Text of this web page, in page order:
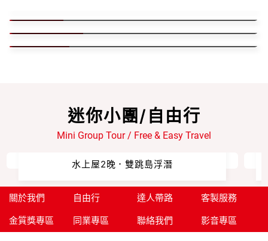
越南
迷你小團/自由行
Mini Group Tour / Free & Easy Travel
水上屋2晚．雙跳島浮潛
關於我們 自由行 達人帶路 客製服務
金質獎專區 同業專區 聯絡我們 影音專區